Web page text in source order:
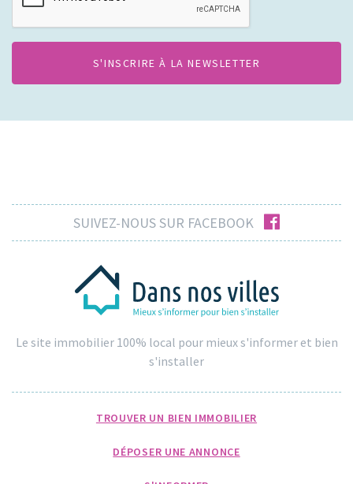
SUIVEZ-NOUS SUR FACEBOOK facebook
Le site immobilier 100% local pour mieux s'informer et bien
s'installer
TROUVER UN BIEN IMMOBILIER
DÉPOSER UNE ANNONCE